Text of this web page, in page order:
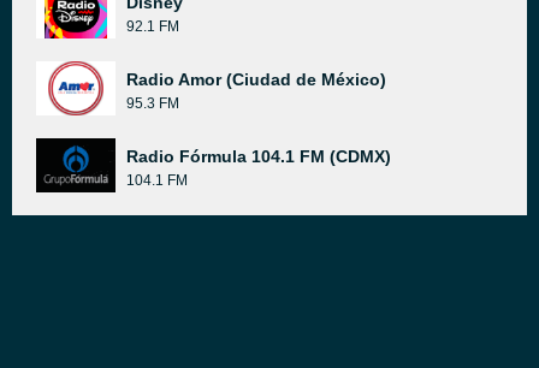
92.1 FM
Radio Amor (Ciudad de México)
95.3 FM
Radio Fórmula 104.1 FM (CDMX)
104.1 FM